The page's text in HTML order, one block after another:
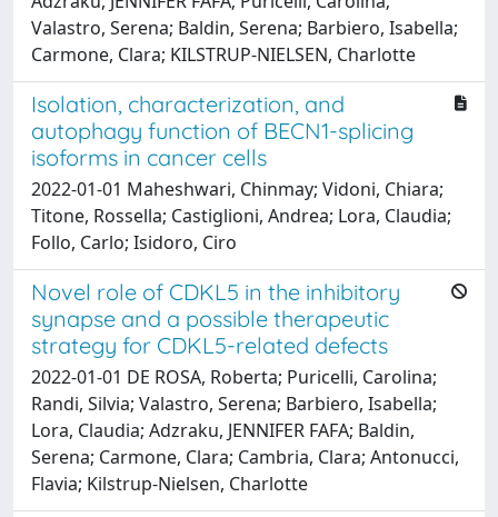
Valastro, Serena; Baldin, Serena; Barbiero, Isabella;
Carmone, Clara; KILSTRUP-NIELSEN, Charlotte
Isolation, characterization, and
autophagy function of BECN1-splicing
isoforms in cancer cells
2022-01-01 Maheshwari, Chinmay; Vidoni, Chiara;
Titone, Rossella; Castiglioni, Andrea; Lora, Claudia;
Follo, Carlo; Isidoro, Ciro
Novel role of CDKL5 in the inhibitory
synapse and a possible therapeutic
strategy for CDKL5-related defects
2022-01-01 DE ROSA, Roberta; Puricelli, Carolina;
Randi, Silvia; Valastro, Serena; Barbiero, Isabella;
Lora, Claudia; Adzraku, JENNIFER FAFA; Baldin,
Serena; Carmone, Clara; Cambria, Clara; Antonucci,
Flavia; Kilstrup-Nielsen, Charlotte